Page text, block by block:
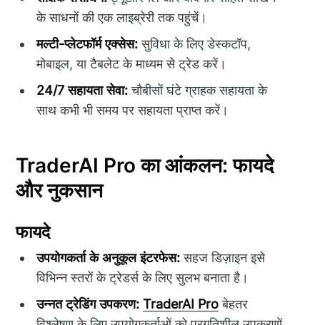
के साधनों की एक लाइब्रेरी तक पहुंचें।
मल्टी-प्लेटफॉर्म एक्सेस:सुविधा के लिए डेस्कटॉप,
मोबाइल, या टैबलेट के माध्यम से ट्रेड करें।
24/7 सहायता सेवा:चौबीसों घंटे ग्राहक सहायता के
साथ कभी भी समय पर सहायता प्राप्त करें।
TraderAI Pro का आंकलन: फायदे
और नुकसान
फायदे
उपयोगकर्ता के अनुकूल इंटरफेस:सहज डिज़ाइन इसे
विभिन्न स्तरों के ट्रेडर्स के लिए सुलभ बनाता है।
उन्नत ट्रेडिंग उपकरण: TraderAI Proबेहतर